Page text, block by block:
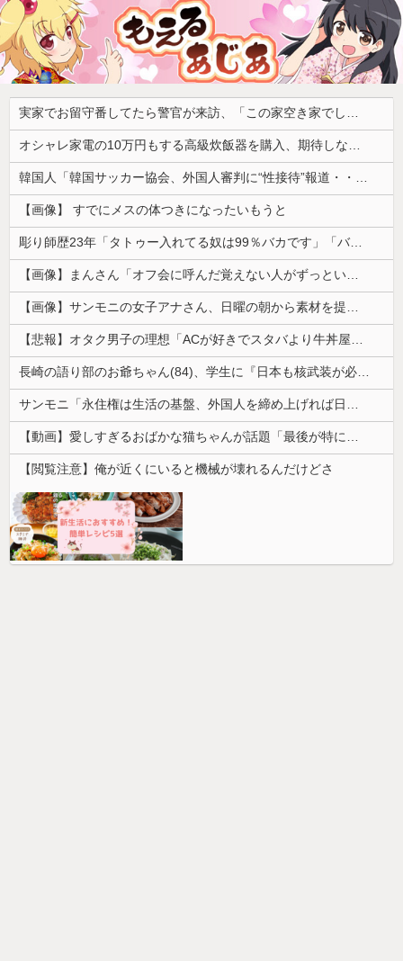
実家でお留守番してたら警官が来訪、「この家空き家でしたよね？」と問いかけてくるが実際は30年ほど住んでおり……
オシャレ家電の10万円もする高級炊飯器を購入、期待しながら御飯を炊いてみた結果……
韓国人「韓国サッカー協会、外国人審判に“性接待”報道・・・」→「2002年の審判買収が事実だったのか？」「日本人が言ってたこと正しかったね・・・...
【画像】 すでにメスの体つきになったいもうと
彫り師歴23年「タトゥー入れてる奴は99％バカです」「バカは5000円が好き」無断キャンセル、挨拶できない、金がない…客層をぶっちゃけ
【画像】まんさん「オフ会に呼んだ覚えない人がずっといたので晒すわ」（パシャ）
【画像】サンモニの女子アナさん、日曜の朝から素材を提供してしまう
【悲報】オタク男子の理想「ACが好きでスタバより牛丼屋に行きたがる女」、この銀河に1人も存在しないｗｗｗｗ
長崎の語り部のお爺ちゃん(84)、学生に『日本も核武装が必要』と言われびっくり
サンモニ「永住権は生活の基盤、外国人を締め上げれば日本人が生きやすくなるは勘違い」
【動画】愛しすぎるおばかな猫ちゃんが話題「最後が特にかわいいｗ」
【閲覧注意】俺が近くにいると機械が壊れるんだけどさ